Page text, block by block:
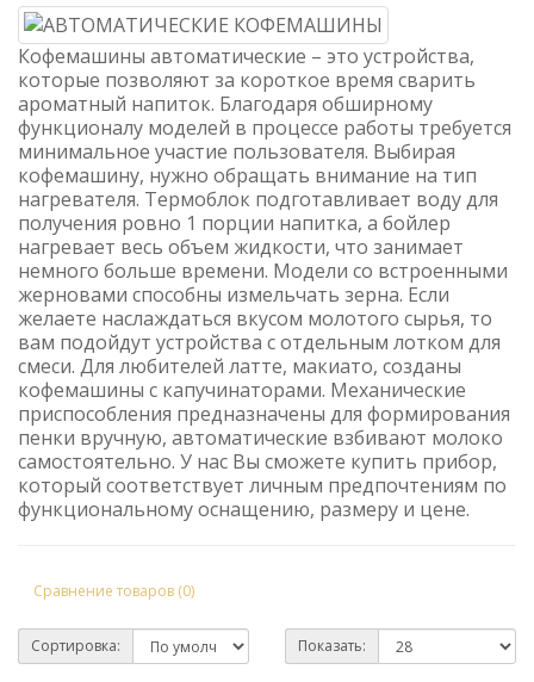
Кофемашины автоматические – это устройства,
которые позволяют за короткое время сварить
ароматный напиток. Благодаря обширному
функционалу моделей в процессе работы требуется
минимальное участие пользователя. Выбирая
кофемашину, нужно обращать внимание на тип
нагревателя. Термоблок подготавливает воду для
получения ровно 1 порции напитка, а бойлер
нагревает весь объем жидкости, что занимает
немного больше времени. Модели со встроенными
жерновами способны измельчать зерна. Если
желаете наслаждаться вкусом молотого сырья, то
вам подойдут устройства с отдельным лотком для
смеси. Для любителей латте, макиато, созданы
кофемашины с капучинаторами. Механические
приспособления предназначены для формирования
пенки вручную, автоматические взбивают молоко
самостоятельно. У нас Вы сможете купить прибор,
который соответствует личным предпочтениям по
функциональному оснащению, размеру и цене.
Сравнение товаров (0)
Сортировка: Показать: